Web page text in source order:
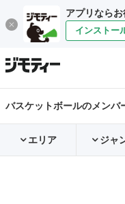
アプリなら
インストー
バスケットボールのメンバ
エリア ジャ